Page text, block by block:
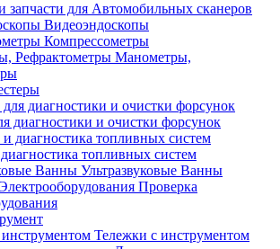
запчасти для Автомобильных сканеров
Видеоэндоскопы
Компрессометры
Манометры,
диагностики и очистки форсунок
топливных систем
Ультразвуковые Ванны
Проверка
Тележки с инструментом